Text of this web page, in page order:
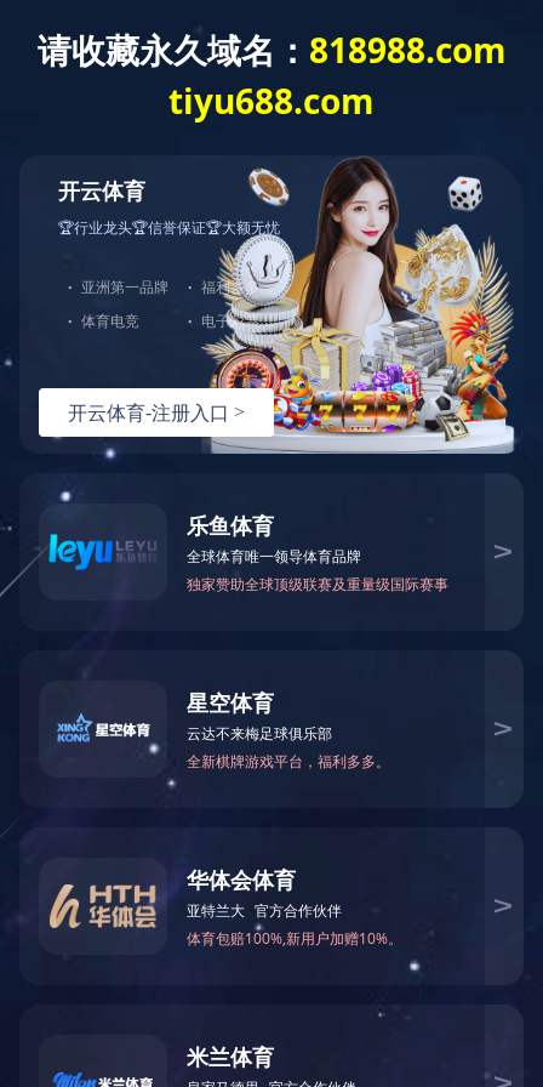
江苏银宝节能科技有限公司
江苏银宝节能科技有限公司,2017年01月09日成立，经营范围包括节能技
项目、风力发电项目、沼气发电项目设施建设、管理及相关技术咨询服务；
源利用技术研发、推广及相关信息咨询服务；太阳能光伏技术及产品、风力
广；合同能源管理；太阳能设备、塔式风力发电机及上述产品的零部件、其